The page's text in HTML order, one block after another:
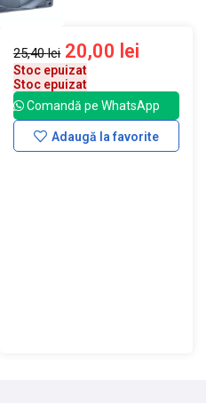
25,40lei 20,00 lei
Stoc epuizat
Stoc epuizat
Comandă pe WhatsApp
Adaugă la favorite